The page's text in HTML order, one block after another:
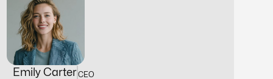
Emily CarterCEO